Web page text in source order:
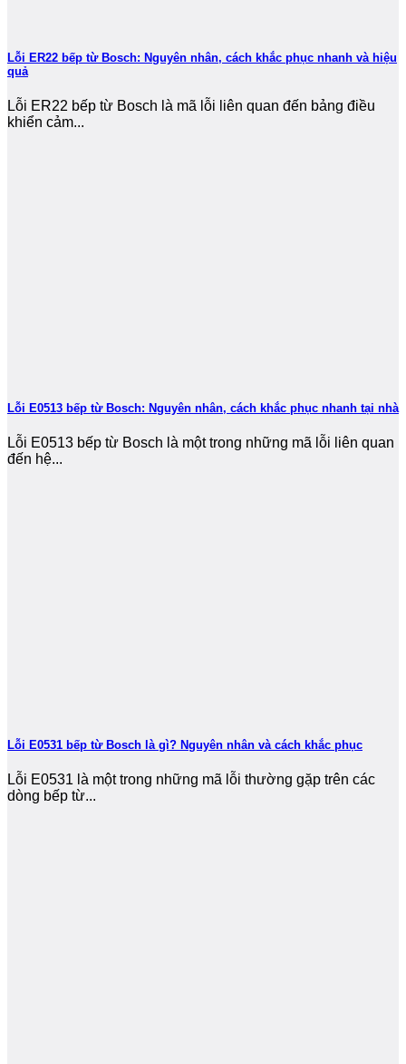
Lỗi ER22 bếp từ Bosch: Nguyên nhân, cách khắc phục nhanh và hiệu
quả
Lỗi ER22 bếp từ Bosch là mã lỗi liên quan đến bảng điều
khiển cảm...
Lỗi E0513 bếp từ Bosch: Nguyên nhân, cách khắc phục nhanh tại nhà
Lỗi E0513 bếp từ Bosch là một trong những mã lỗi liên quan
đến hệ...
Lỗi E0531 bếp từ Bosch là gì? Nguyên nhân và cách khắc phục
Lỗi E0531 là một trong những mã lỗi thường gặp trên các
dòng bếp từ...